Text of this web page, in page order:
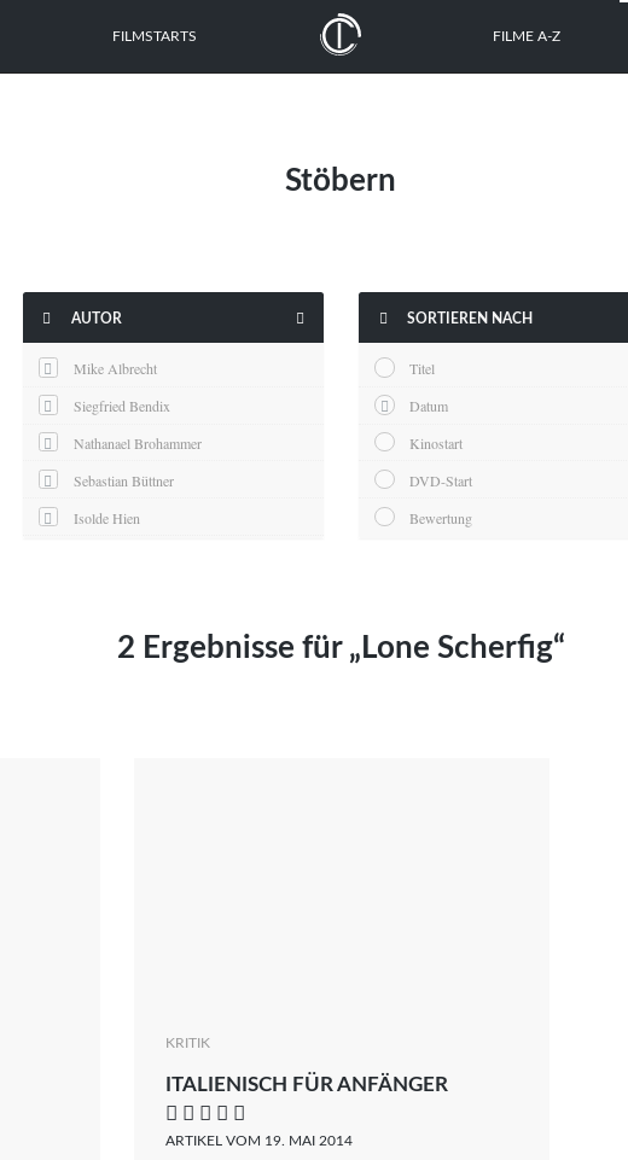
FILMSTARTS FILME A-Z
Stöbern
 AUTOR 
Mike Albrecht
Siegfried Bendix
Nathanael Brohammer
Sebastian Büttner
Isolde Hien
Maximilian Kosing
Magdalena Zalewski
 SORTIEREN NACH
Titel
Datum
Kinostart
DVD-Start
Bewertung
2 Ergebnisse für „Lone Scherfig“
KRITIK
ITALIENISCH FÜR ANFÄNGER
    
ARTIKEL VOM 19. MAI 2014